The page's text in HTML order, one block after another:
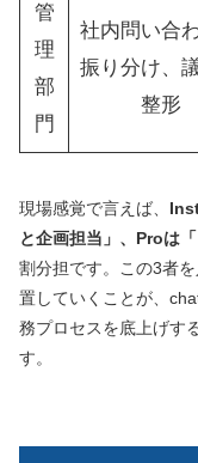
管
理
部
門
社内問い合
振り分け、
整形
現場感覚で言えば、
と企画担当」、Proは
割分担です。この3者
置していくことが、
務プロセスを底上げす
す。